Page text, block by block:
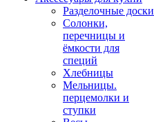
Разделочные доски
Солонки,
перечницы и
ёмкости для
специй
Хлебницы
Мельницы.
перцемолки и
ступки